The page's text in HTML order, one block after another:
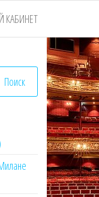
КАБИНЕТ
Поиск